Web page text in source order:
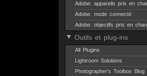
Adobe: appareils pris en
Adobe: mode connecté
Adobe: objectifs pris en
Outils et plug-ins
All Plugins
Lightroom Solutions
Photographer's Toolbox Blog